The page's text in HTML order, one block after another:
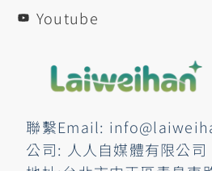
聯繫Email:
公司: 人人自媒體有限公司
Youtube